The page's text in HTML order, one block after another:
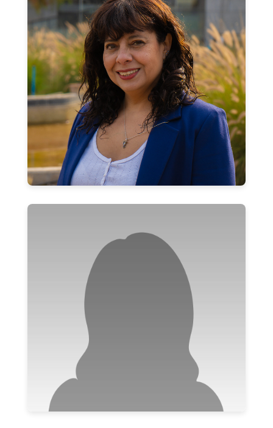
Caroline Araya Silva
Secretaria Docente
caroline.araya@usach.cl